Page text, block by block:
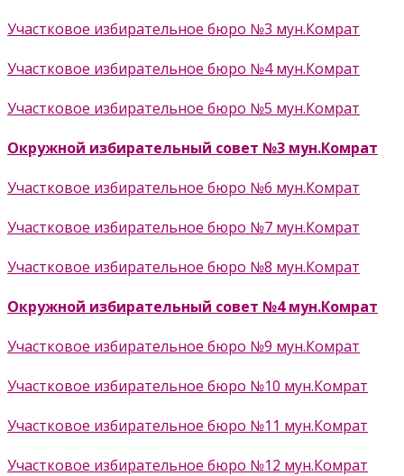
Участковое избирательное бюро №3 мун.Комрат
Участковое избирательное бюро №4 мун.Комрат
Участковое избирательное бюро №5 мун.Комрат
Окружной избирательный совет №3 мун.Комрат
Участковое избирательное бюро №6 мун.Комрат
Участковое избирательное бюро №7 мун.Комрат
Участковое избирательное бюро №8 мун.Комрат
Окружной избирательный совет №4 мун.Комрат
Участковое избирательное бюро №9 мун.Комрат
Участковое избирательное бюро №10 мун.Комрат
Участковое избирательное бюро №11 мун.Комрат
Участковое избирательное бюро №12 мун.Комрат